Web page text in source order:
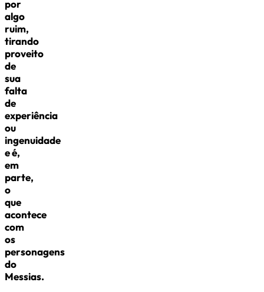
por
algo
ruim,
tirando
proveito
de
sua
falta
de
experiência
ou
ingenuidade
e é,
em
parte,
o
que
acontece
com
os
personagens
do
Messias.